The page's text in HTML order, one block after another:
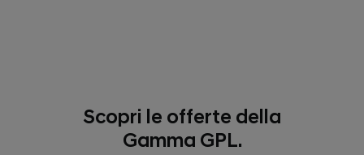
Scopri le offerte della
Gamma GPL.